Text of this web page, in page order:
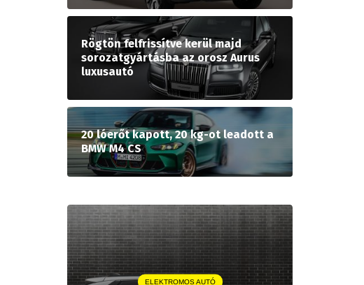
Rögtön felfrissítve kerül majd
sorozatgyártásba az orosz Aurus
luxusautó
20 lóerőt kapott, 20 kg-ot leadott a
BMW M4 CS
ELEKTROMOS AUTÓ